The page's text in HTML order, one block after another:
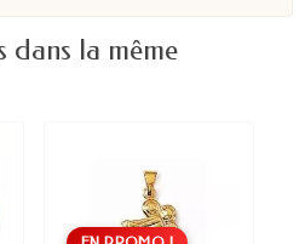
dans la même